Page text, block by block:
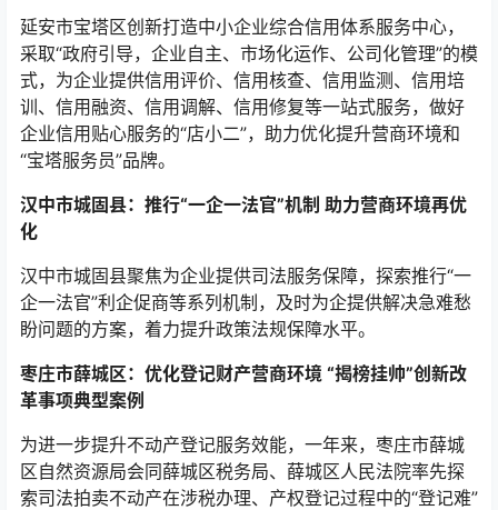
延安市宝塔区创新打造中小企业综合信用体系服务中心，
采取“政府引导，企业自主、市场化运作、公司化管理”的模
式，为企业提供信用评价、信用核查、信用监测、信用培
训、信用融资、信用调解、信用修复等一站式服务，做好
企业信用贴心服务的“店小二”，助力优化提升营商环境和
“宝塔服务员”品牌。
汉中市城固县：推行“一企一法官”机制 助力营商环境再优
化
汉中市城固县聚焦为企业提供司法服务保障，探索推行“一
企一法官”利企促商等系列机制，及时为企提供解决急难愁
盼问题的方案，着力提升政策法规保障水平。
枣庄市薛城区：优化登记财产营商环境 “揭榜挂帅”创新改
革事项典型案例
为进一步提升不动产登记服务效能，一年来，枣庄市薛城
区自然资源局会同薛城区税务局、薛城区人民法院率先探
索司法拍卖不动产在涉税办理、产权登记过程中的“登记难”